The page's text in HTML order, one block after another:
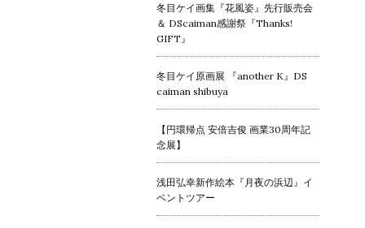
冬目ケイ画集『花風姿』先行販売会
＆ DScaiman感謝祭『Thanks!
GIFT』
冬目ケイ原画展 『another K』DS
caiman shibuya
【円環帰点 安倍吉俊 画業30周年記
念展】
浅田弘幸新作絵本『月夜の浜辺』イ
ベントツアー